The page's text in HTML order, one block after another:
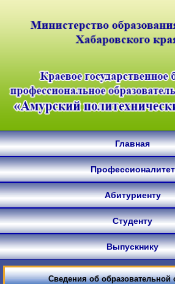
Главная
Профессионалитет
Абитуриенту
Студенту
Выпускнику
Сведения об образовательной